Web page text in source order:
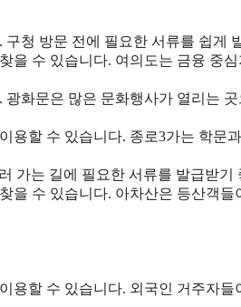
청 방문 전에 필요한 서류를 쉽게
을 수 있습니다. 여의도는 금융 중
화문은 많은 문화행사가 열리는
용할 수 있습니다. 종로3가는 학문
가는 길에 필요한 서류를 발급받기
을 수 있습니다. 아차산은 등산객들
용할 수 있습니다. 외국인 거주자들